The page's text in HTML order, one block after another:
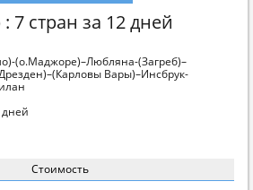
: 7 стран за 12 дней
(о.Маджоре)–Любляна-(Загреб)–
Вары)–Инсбрук-
дней
Стоимость